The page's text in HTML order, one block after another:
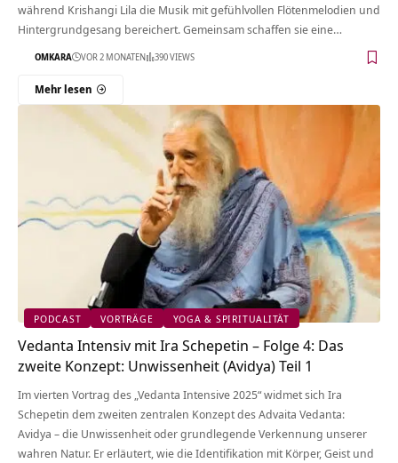
während Krishangi Lila die Musik mit gefühlvollen Flötenmelodien und
Hintergrundgesang bereichert. Gemeinsam schaffen sie eine…
OMKARA VOR 2 MONATEN 390 VIEWS
Mehr lesen
PODCAST VORTRÄGE YOGA & SPIRITUALITÄT
Vedanta Intensiv mit Ira Schepetin – Folge 4: Das
zweite Konzept: Unwissenheit (Avidya) Teil 1
Im vierten Vortrag des „Vedanta Intensive 2025“ widmet sich Ira
Schepetin dem zweiten zentralen Konzept des Advaita Vedanta:
Avidya – die Unwissenheit oder grundlegende Verkennung unserer
wahren Natur. Er erläutert, wie die Identifikation mit Körper, Geist und